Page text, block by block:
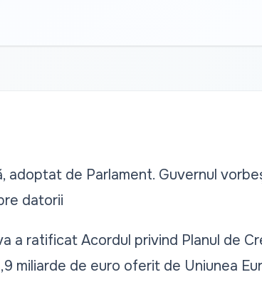
adoptat de Parlament. Guvernul
datorii
a ratificat Acordul privind Planul de
miliarde de euro oferit de Uniunea